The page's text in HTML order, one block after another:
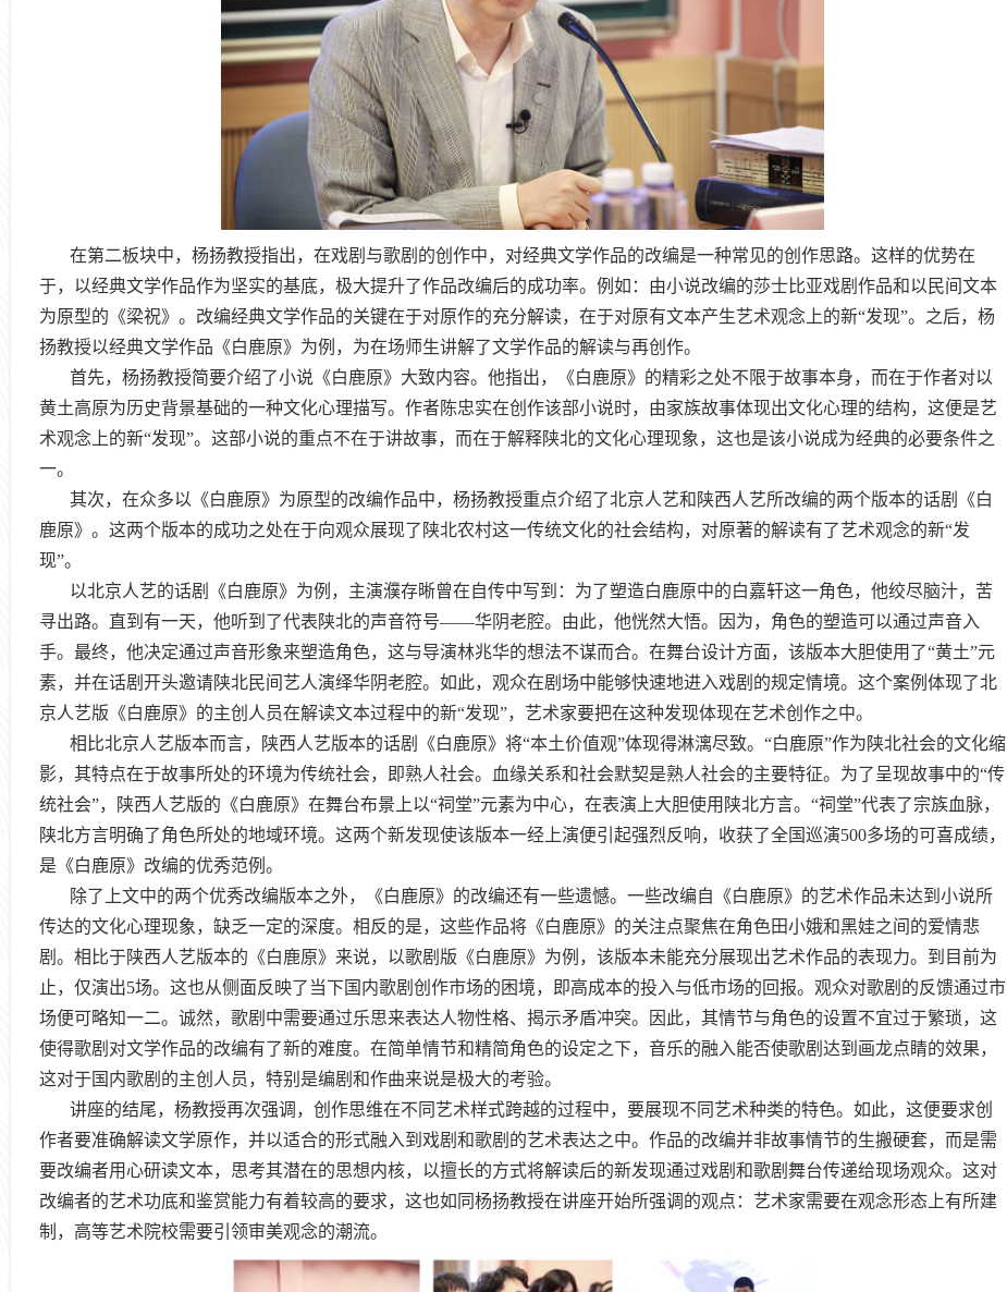
在第二板块中，杨扬教授指出，在戏剧与歌剧的创作中，对经典文学作品的改编是一种常见的创作思路。这样的优势在
于，以经典文学作品作为坚实的基底，极大提升了作品改编后的成功率。例如：由小说改编的莎士比亚戏剧作品和以民间文本
为原型的《梁祝》。改编经典文学作品的关键在于对原作的充分解读，在于对原有文本产生艺术观念上的新“发现”。之后，杨
扬教授以经典文学作品《白鹿原》为例，为在场师生讲解了文学作品的解读与再创作。
首先，杨扬教授简要介绍了小说《白鹿原》大致内容。他指出，《白鹿原》的精彩之处不限于故事本身，而在于作者对以
黄土高原为历史背景基础的一种文化心理描写。作者陈忠实在创作该部小说时，由家族故事体现出文化心理的结构，这便是艺
术观念上的新“发现”。这部小说的重点不在于讲故事，而在于解释陕北的文化心理现象，这也是该小说成为经典的必要条件之
一。
其次，在众多以《白鹿原》为原型的改编作品中，杨扬教授重点介绍了北京人艺和陕西人艺所改编的两个版本的话剧《白
鹿原》。这两个版本的成功之处在于向观众展现了陕北农村这一传统文化的社会结构，对原著的解读有了艺术观念的新“发
现”。
以北京人艺的话剧《白鹿原》为例，主演濮存晰曾在自传中写到：为了塑造白鹿原中的白嘉轩这一角色，他绞尽脑汁，苦
寻出路。直到有一天，他听到了代表陕北的声音符号——华阴老腔。由此，他恍然大悟。因为，角色的塑造可以通过声音入
手。最终，他决定通过声音形象来塑造角色，这与导演林兆华的想法不谋而合。在舞台设计方面，该版本大胆使用了“黄土”元
素，并在话剧开头邀请陕北民间艺人演绎华阴老腔。如此，观众在剧场中能够快速地进入戏剧的规定情境。这个案例体现了北
京人艺版《白鹿原》的主创人员在解读文本过程中的新“发现”，艺术家要把在这种发现体现在艺术创作之中。
相比北京人艺版本而言，陕西人艺版本的话剧《白鹿原》将“本土价值观”体现得淋漓尽致。“白鹿原”作为陕北社会的文化缩
影，其特点在于故事所处的环境为传统社会，即熟人社会。血缘关系和社会默契是熟人社会的主要特征。为了呈现故事中的“传
统社会”，陕西人艺版的《白鹿原》在舞台布景上以“祠堂”元素为中心，在表演上大胆使用陕北方言。“祠堂”代表了宗族血脉，
陕北方言明确了角色所处的地域环境。这两个新发现使该版本一经上演便引起强烈反响，收获了全国巡演500多场的可喜成绩，
是《白鹿原》改编的优秀范例。
除了上文中的两个优秀改编版本之外，《白鹿原》的改编还有一些遗憾。一些改编自《白鹿原》的艺术作品未达到小说所
传达的文化心理现象，缺乏一定的深度。相反的是，这些作品将《白鹿原》的关注点聚焦在角色田小娥和黑娃之间的爱情悲
剧。相比于陕西人艺版本的《白鹿原》来说，以歌剧版《白鹿原》为例，该版本未能充分展现出艺术作品的表现力。到目前为
止，仅演出5场。这也从侧面反映了当下国内歌剧创作市场的困境，即高成本的投入与低市场的回报。观众对歌剧的反馈通过市
场便可略知一二。诚然，歌剧中需要通过乐思来表达人物性格、揭示矛盾冲突。因此，其情节与角色的设置不宜过于繁琐，这
使得歌剧对文学作品的改编有了新的难度。在简单情节和精简角色的设定之下， 音乐的融入能否使歌剧达到画龙点睛的效果，
这对于国内歌剧的主创人员，特别是编剧和作曲来说是极大的考验。
讲座的结尾，杨教授再次强调，创作思维在不同艺术样式跨越的过程中，要展现不同艺术种类的特色。如此，这便要求创
作者要准确解读文学原作，并以适合的形式融入到戏剧和歌剧的艺术表达之中。作品的改编并非故事情节的生搬硬套，而是需
要改编者用心研读文本，思考其潜在的思想内核，以擅长的方式将解读后的新发现通过戏剧和歌剧舞台传递给现场观众。这对
改编者的艺术功底和鉴赏能力有着较高的要求，这也如同杨扬教授在讲座开始所强调的观点：艺术家需要在观念形态上有所建
制，高等艺术院校需要引领审美观念的潮流。